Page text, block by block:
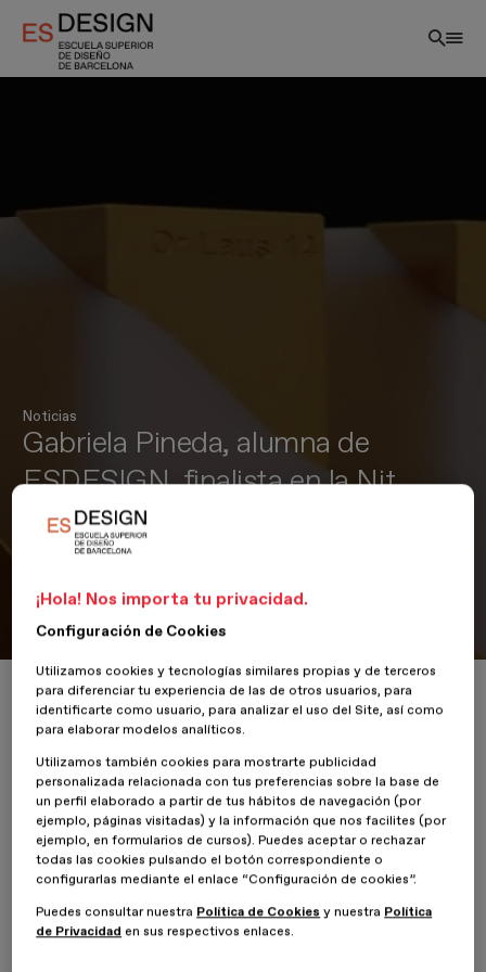
contenido
principal
Noticias
Gabriela Pineda, alumna de
ESDESIGN, finalista en la Nit
ADG Laus 2025
gráfico y la comunicación visual cuenta con la participación de
nuestr@s ESDESIGNERS.
Inicio ESDESIGNERS Gabriela Pineda, alumna de ESDESIGN, finalista
19 Junio 2025
La creatividad y el talento formados enESDESIGNvuelven a estar
presentes en laNit ADG Laus 2025, que tendrá lugar hoy 19 de
prestigiosos galardones del diseño gráfico y la comunicación visual
ha contado con la participación de ESDESIGNERS.
¡Hola! Nos importa tu privacidad.
Configuración de Cookies
Utilizamos cookies y tecnologías similares propias y de terceros
para diferenciar tu experiencia de las de otros usuarios, para
identificarte como usuario, para analizar el uso del Site, así como
para elaborar modelos analíticos.
Utilizamos también cookies para mostrarte publicidad
personalizada relacionada con tus preferencias sobre la base de
un perfil elaborado a partir de tus hábitos de navegación (por
ejemplo, páginas visitadas) y la información que nos facilites (por
ejemplo, en formularios de cursos). Puedes aceptar o rechazar
todas las cookies pulsando el botón correspondiente o
configurarlas mediante el enlace “Configuración de cookies”.
Puedes consultar nuestra Política de Cookies y nuestra Política
de Privacidad en sus respectivos enlaces.